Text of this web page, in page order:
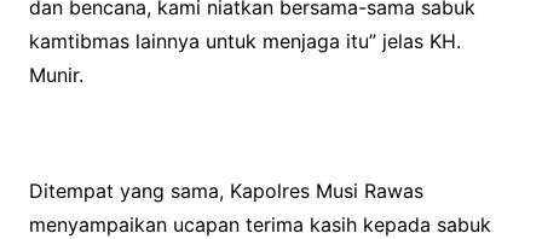
dan bencana, kami niatkan bersama-sama sabuk
kamtibmas lainnya untuk menjaga itu” jelas KH.
Munir.
Ditempat yang sama, Kapolres Musi Rawas
menyampaikan ucapan terima kasih kepada sabuk